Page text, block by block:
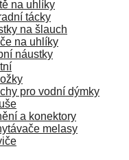
na uhlíky
tácky
na šlauch
na uhlíky
náustky
pro vodní dýmky
a konektory
melasy